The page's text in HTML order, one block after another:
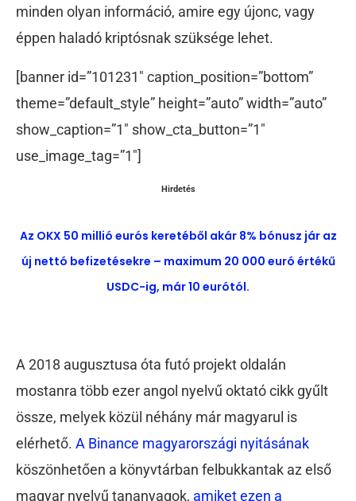
minden olyan információ, amire egy újonc, vagy
éppen haladó kriptósnak szüksége lehet.
[banner id=”101231″ caption_position=”bottom”
theme=”default_style” height=”auto” width=”auto”
show_caption=”1″ show_cta_button=”1″
use_image_tag=”1″]
Hirdetés
Az OKX 50 millió eurós keretéből akár 8% bónusz jár az
új nettó befizetésekre – maximum 20 000 euró értékű
USDC-ig, már 10 eurótól.
A 2018 augusztusa óta futó projekt oldalán
mostanra több ezer angol nyelvű oktató cikk gyűlt
össze, melyek közül néhány már magyarul is
elérhető. A Binance magyarországi nyitásának
köszönhetően a könyvtárban felbukkantak az első
magyar nyelvű tananyagok, amiket ezen a